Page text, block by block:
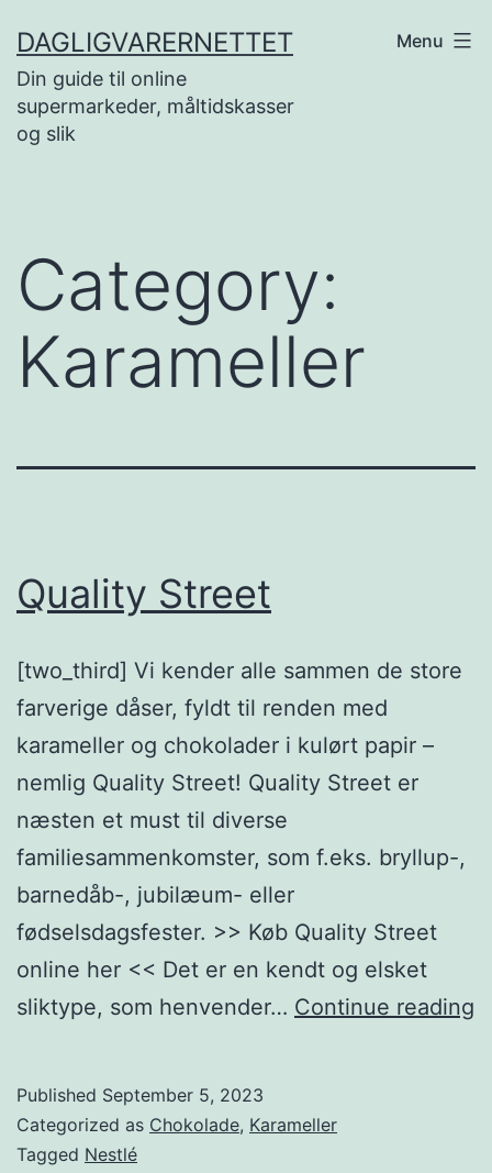
to
content
DAGLIGVARERNETTET
Din guide til online
supermarkeder, måltidskasser
og slik
Menu
Category:
Karameller
Quality Street
[two_third] Vi kender alle sammen de store
farverige dåser, fyldt til renden med
karameller og chokolader i kulørt papir –
nemlig Quality Street! Quality Street er
næsten et must til diverse
familiesammenkomster, som f.eks. bryllup-,
barnedåb-, jubilæum- eller
fødselsdagsfester. >> Køb Quality Street
online her << Det er en kendt og elsket
sliktype, som henvender… Continue reading
Published September 5, 2023
Categorized as Chokolade, Karameller
Tagged Nestlé